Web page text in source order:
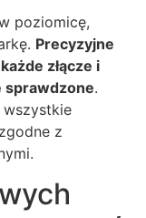
poziomicę,
Precyzyjne
złącze i
sprawdzone.
wszystkie
z